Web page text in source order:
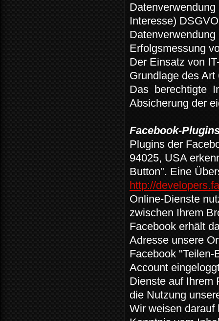
Datenverwendung
Interesse)
Erfolgsmessung
Der Einsatz von
Grundlage des Art
Das berechtigte
Absicherung der
Facebook-
Plugins der
94025, USA
Button". Eine
http://
Online-Dienste
zwischen Ihrem
Facebook erhält
Adresse unsere
Facebook
Account
Dienste auf Ihrem
die Nutzung
Wir weisen darauf